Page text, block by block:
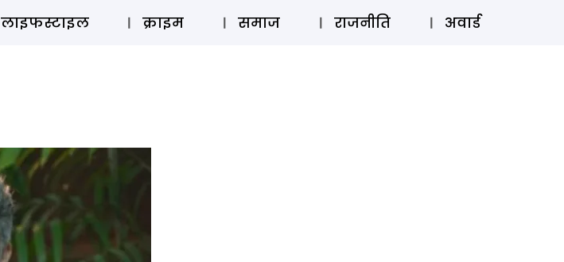
ऑडियो स्टोरी लॉग इन ⚲ SUBSCRIBE
लाइफस्टाइल क्राइम समाज राजनीति अवार्ड